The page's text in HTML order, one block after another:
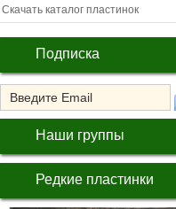
Скачать каталог пластинок
Подписка
Наши группы
Редкие пластинки